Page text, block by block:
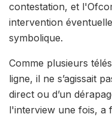
contestation, et
intervention
symbolique.
Comme plusieurs
ligne, il ne s’agissait
direct ou d’un
l'interview une fois, a